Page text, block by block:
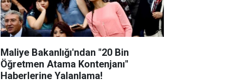
Maliye Bakanlığı'ndan "20 Bin
Öğretmen Atama Kontenjanı"
Haberlerine Yalanlama!